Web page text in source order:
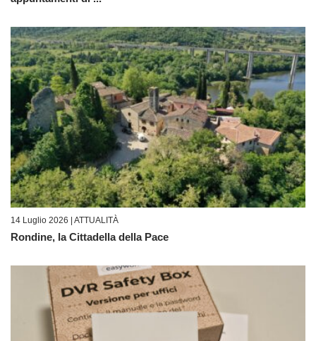
14 Luglio 2026 | ATTUALITÀ
Rondine, la Cittadella della Pace